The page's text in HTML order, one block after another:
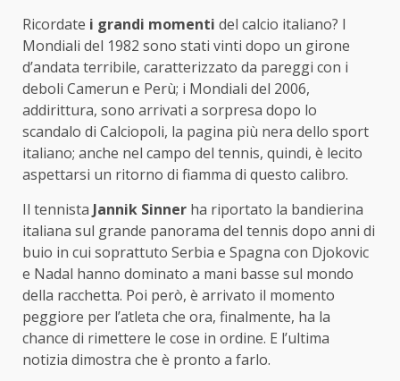
Ricordate i grandi momenti del calcio italiano? I
Mondiali del 1982 sono stati vinti dopo un girone
d’andata terribile, caratterizzato da pareggi con i
deboli Camerun e Perù; i Mondiali del 2006,
addirittura, sono arrivati a sorpresa dopo lo
scandalo di Calciopoli, la pagina più nera dello sport
italiano; anche nel campo del tennis, quindi, è lecito
aspettarsi un ritorno di fiamma di questo calibro.
Il tennista Jannik Sinner ha riportato la bandierina
italiana sul grande panorama del tennis dopo anni di
buio in cui soprattuto Serbia e Spagna con Djokovic
e Nadal hanno dominato a mani basse sul mondo
della racchetta. Poi però, è arrivato il momento
peggiore per l’atleta che ora, finalmente, ha la
chance di rimettere le cose in ordine. E l’ultima
notizia dimostra che è pronto a farlo.